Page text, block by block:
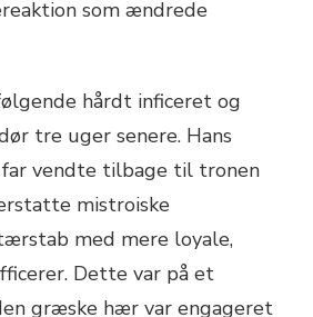
som ændrede
hårdt inficeret og
tre uger senere. Hans
vendte tilbage til tronen
mistroiske
med mere loyale,
Dette var på et
græske hær var engageret